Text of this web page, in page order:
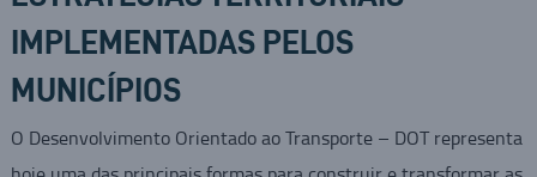
IMPLEMENTADAS PELOS
MUNICÍPIOS
O Desenvolvimento Orientado ao Transporte – DOT representa